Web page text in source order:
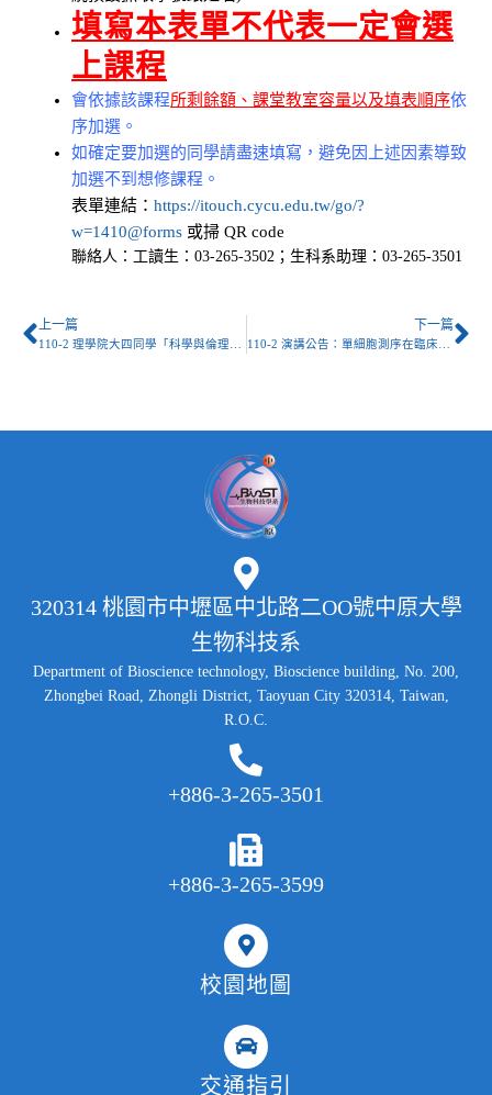
填寫本表單不代表一定會選
上課程
會依據該課程所剩餘額 、 課堂教室容量以及填表順序依
序加選。
如確定要加選的同學請盡速填寫，避免因上述因素導致
加選不到想修課程。
表單連結： https://itouch.cycu.edu.tw/go/?
w=1410@forms 或掃 QR code
聯絡人：工讀生：03-265-3502；生科系助理：03-265-3501
上一篇 下一篇
320314 桃園市中壢區中北路二OO號中原大學
生物科技系
Department of Bioscience technology, Bioscience building, No. 200,
Zhongbei Road, Zhongli District, Taoyuan City 320314, Taiwan,
R.O.C.
+886-3-265-3501
+886-3-265-3599
校園地圖
交通指引